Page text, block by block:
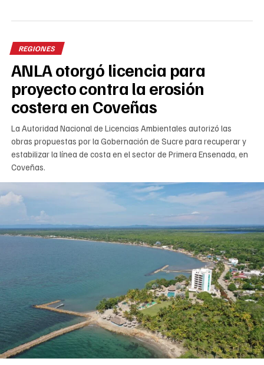
REGIONES
ANLA otorgó licencia para
proyecto contra la erosión
costera en Coveñas
La Autoridad Nacional de Licencias Ambientales autorizó las
obras propuestas por la Gobernación de Sucre para recuperar y
estabilizar la línea de costa en el sector de Primera Ensenada, en
Coveñas.